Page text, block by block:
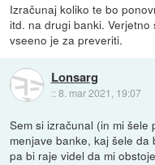
Izračunaj koliko te bo
itd. na drugi banki.
vseeno je za preveriti.
Lonsarg
::8. mar 2021, 19:07
Sem si izračunal (in mi
menjave banke, kaj šele
pa bi raje videl da mi